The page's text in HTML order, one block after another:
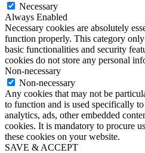
Necessary
Always Enabled
Necessary cookies are absolutely
function properly. This category
basic functionalities and security
cookies do not store any personal
Non-necessary
Non-necessary
Any cookies that may not be
to function and is used specifically
analytics, ads, other embedded
cookies. It is mandatory to procure
these cookies on your website.
SAVE & ACCEPT